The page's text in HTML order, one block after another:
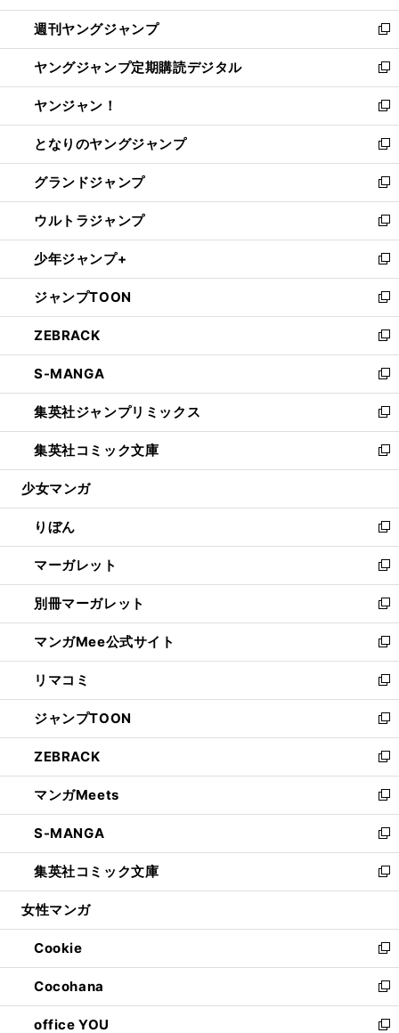
開
く
ウ
で
開
く
ン
ド
ウ
で
開
く
ウ
ィ
ン
ド
ウ
で
開
く
週刊ヤングジャンプ
新
し
い
ウ
ィ
ン
ド
ウ
で
開
く
ヤングジャンプ定期購読デジタル
新
し
い
ウ
ィ
ン
ド
ウ
で
開
く
ヤンジャン！
新
し
い
ウ
ィ
ン
ド
ウ
で
開
く
となりのヤングジャンプ
新
し
い
ウ
ィ
ン
ド
ウ
で
開
く
グランドジャンプ
新
し
い
ウ
ィ
ン
ド
ウ
で
開
く
ウルトラジャンプ
新
し
い
ウ
ィ
ン
ド
ウ
で
開
く
少年ジャンプ+
新
し
い
ウ
ィ
ン
ド
ウ
で
開
く
ジャンプTOON
新
し
い
ウ
ィ
ン
ド
ウ
で
開
ZEBRACK
新
し
い
ウ
ィ
ン
ド
ウ
開
く
S-MANGA
新
し
い
ウ
ィ
ン
ウ
で
開
く
集英社ジャンプリミックス
新
し
い
ウ
ン
ド
ウ
で
開
く
集英社コミック文庫
新
し
ウ
ィ
ン
ド
ウ
で
開
く
少女マンガ
りぼん
新
し
い
ウ
ィ
ン
ド
ウ
で
開
く
マーガレット
新
し
い
ウ
ィ
ン
ド
ウ
で
開
く
別冊マーガレット
新
し
い
ウ
ィ
ン
ド
ウ
で
開
く
マンガMee公式サイト
新
し
い
ウ
ィ
ン
ド
ウ
で
開
く
リマコミ
新
し
い
ウ
ィ
ン
ド
ウ
で
開
く
ジャンプTOON
新
し
い
ウ
ィ
ン
ド
ウ
で
開
ZEBRACK
新
し
い
ウ
ィ
ン
ド
ウ
開
く
マンガMeets
新
し
い
ウ
ィ
ン
ウ
で
開
く
S-MANGA
新
し
い
ウ
ン
ド
ウ
で
開
く
集英社コミック文庫
新
し
ウ
ィ
ン
ド
ウ
で
女性マンガ
Cookie
新
し
い
ウ
ィ
Cocohana
新
し
い
office YOU 新